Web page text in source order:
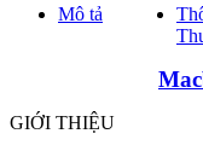
Mô tả
GIỚI THIỆU